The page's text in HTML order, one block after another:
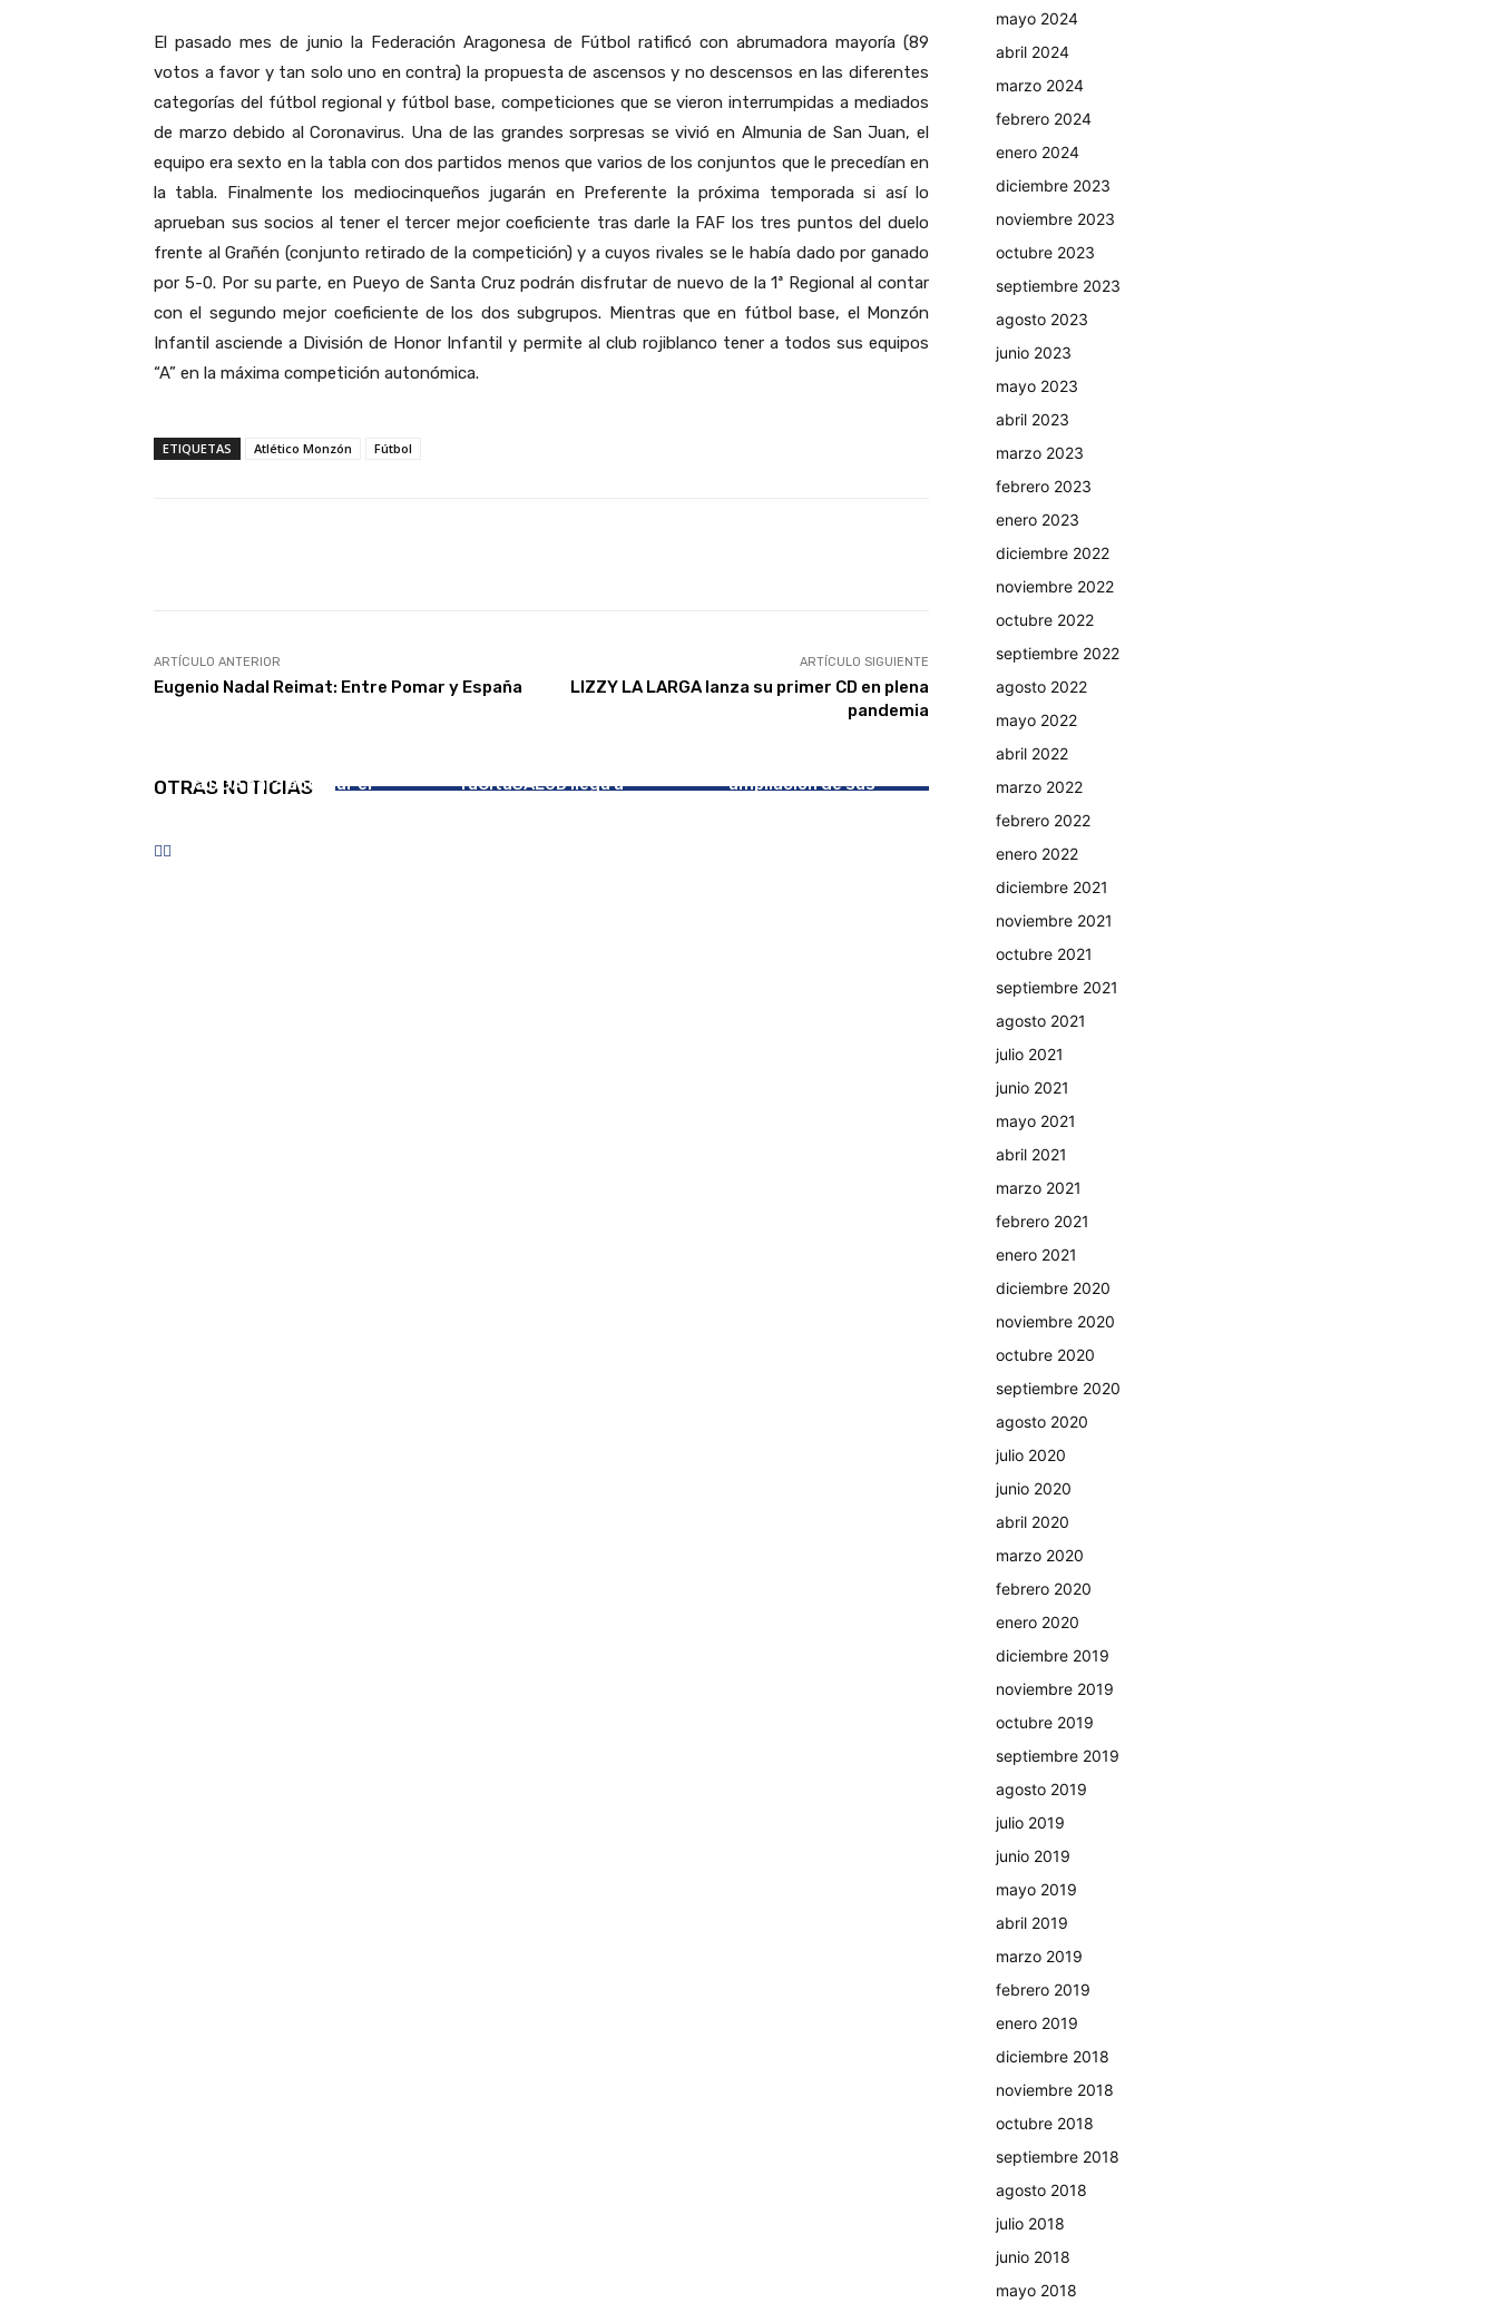
El pasado mes de junio la Federación Aragonesa de Fútbol ratificó con abrumadora mayoría (89
votos a favor y tan solo uno en contra) la propuesta de ascensos y no descensos en las diferentes
categorías del fútbol regional y fútbol base, competiciones que se vieron interrumpidas a mediados
de marzo debido al Coronavirus. Una de las grandes sorpresas se vivió en Almunia de San Juan, el
equipo era sexto en la tabla con dos partidos menos que varios de los conjuntos que le precedían en
la tabla. Finalmente los mediocinqueños jugarán en Preferente la próxima temporada si así lo
aprueban sus socios al tener el tercer mejor coeficiente tras darle la FAF los tres puntos del duelo
frente al Grañén (conjunto retirado de la competición) y a cuyos rivales se le había dado por ganado
por 5-0. Por su parte, en Pueyo de Santa Cruz podrán disfrutar de nuevo de la 1ª Regional al contar
con el segundo mejor coeficiente de los dos subgrupos. Mientras que en fútbol base, el Monzón
Infantil asciende a División de Honor Infantil y permite al club rojiblanco tener a todos sus equipos
“A” en la máxima competición autonómica.
ETIQUETAS Atlético Monzón Fútbol
Email
ARTÍCULO ANTERIOR
Eugenio Nadal Reimat: Entre Pomar y España
ARTÍCULO SIGUIENTE
LIZZY LA LARGA lanza su primer CD en plena
pandemia
OTRAS NOTICIAS
la DGA para abordar el
TuCitaSALUD llega a
ampliación de sus
mayo 2024
abril 2024
marzo 2024
febrero 2024
enero 2024
diciembre 2023
noviembre 2023
octubre 2023
septiembre 2023
agosto 2023
junio 2023
mayo 2023
abril 2023
marzo 2023
febrero 2023
enero 2023
diciembre 2022
noviembre 2022
octubre 2022
septiembre 2022
agosto 2022
mayo 2022
abril 2022
marzo 2022
febrero 2022
enero 2022
diciembre 2021
noviembre 2021
octubre 2021
septiembre 2021
agosto 2021
julio 2021
junio 2021
mayo 2021
abril 2021
marzo 2021
febrero 2021
enero 2021
diciembre 2020
noviembre 2020
octubre 2020
septiembre 2020
agosto 2020
julio 2020
junio 2020
abril 2020
marzo 2020
febrero 2020
enero 2020
diciembre 2019
noviembre 2019
octubre 2019
septiembre 2019
agosto 2019
julio 2019
junio 2019
mayo 2019
abril 2019
marzo 2019
febrero 2019
enero 2019
diciembre 2018
noviembre 2018
octubre 2018
septiembre 2018
agosto 2018
julio 2018
junio 2018
mayo 2018